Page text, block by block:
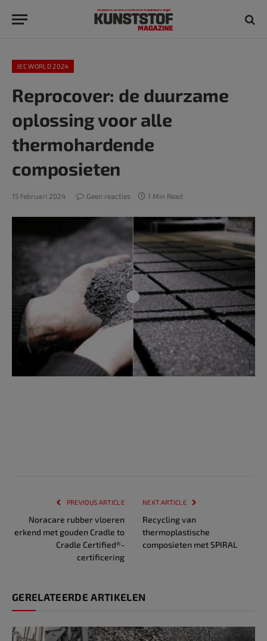
JEC WORLD 2024
Reprocover: de duurzame
oplossing voor alle
thermohardende
composieten
15 februari 2024 Geen reacties 1 Min Read
PREVIOUS ARTICLE
Noracare rubber vloeren
erkend met gouden Cradle to
Cradle Certified®-
certificering
NEXT ARTICLE
Recycling van
thermoplastische
composieten met SPIRAL
GERELATEERDE ARTIKELEN